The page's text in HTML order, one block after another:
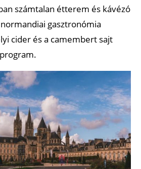
számtalan étterem és kávézó
gasztronómia
cider és a camembert sajt